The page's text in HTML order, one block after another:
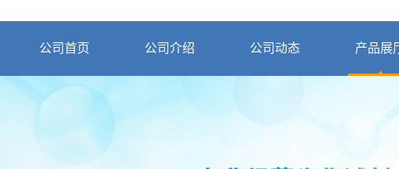
介
绍
公司首页 公司介绍 公司动态 产品展